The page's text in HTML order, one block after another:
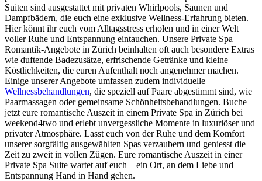
Suiten sind ausgestattet mit privaten Whirlpools, Saunen und
Dampfbädern, die euch eine exklusive Wellness-Erfahrung bieten.
Hier könnt ihr euch vom Alltagsstress erholen und in einer Welt
voller Ruhe und Entspannung eintauchen. Unsere Private Spa
Romantik-Angebote in Zürich beinhalten oft auch besondere Extras
wie duftende Badezusätze, erfrischende Getränke und kleine
Köstlichkeiten, die euren Aufenthalt noch angenehmer machen.
Einige unserer Angebote umfassen zudem individuelle
Wellnessbehandlungen, die speziell auf Paare abgestimmt sind, wie
Paarmassagen oder gemeinsame Schönheitsbehandlungen. Buche
jetzt eure romantische Auszeit in einem Private Spa in Zürich bei
weekend4two und erlebt unvergessliche Momente in luxuriöser und
privater Atmosphäre. Lasst euch von der Ruhe und dem Komfort
unserer sorgfältig ausgewählten Spas verzaubern und geniesst die
Zeit zu zweit in vollen Zügen. Eure romantische Auszeit in einer
Private Spa Suite wartet auf euch – ein Ort, an dem Liebe und
Entspannung Hand in Hand gehen.